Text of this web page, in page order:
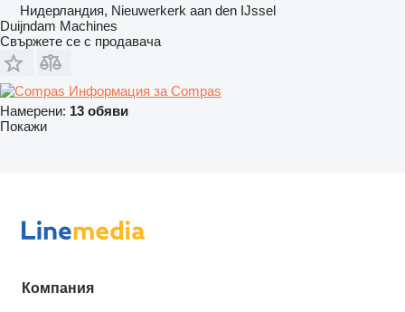
Нидерландия, Nieuwerkerk aan den IJssel
Duijndam Machines
Свържете се с продавача
Информация за Compas
Намерени: 13 обяви
Покажи
Компания